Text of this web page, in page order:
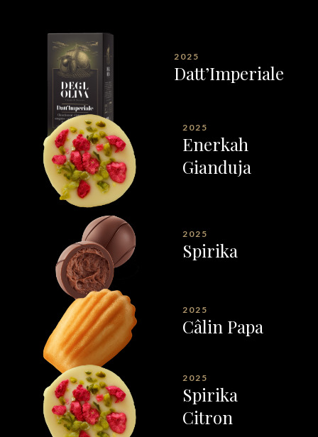
2025
Datt’Imperiale
2025
Enerkah
Gianduja
2025
Spirika
2025
Câlin Papa
2025
Spirika
Citron